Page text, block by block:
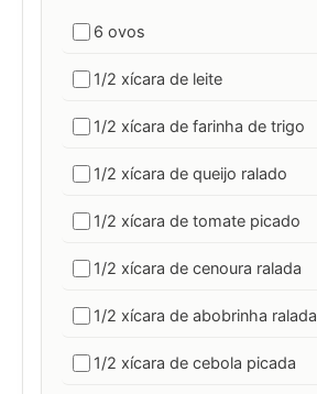
6 ovos
1/2 xícara de leite
1/2 xícara de farinha de trigo
1/2 xícara de queijo ralado
1/2 xícara de tomate picado
1/2 xícara de cenoura ralada
1/2 xícara de abobrinha ralada
1/2 xícara de cebola picada